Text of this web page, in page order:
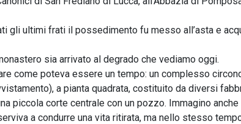
gli ultimi frati il possedimento fu messo all’asta e
sia arrivato al degrado che vediamo oggi.
come poteva essere un tempo: un complesso
a pianta quadrata, costituito da diversi
piccola corte centrale con un pozzo. Immagino
a condurre una vita ritirata, ma nello stesso